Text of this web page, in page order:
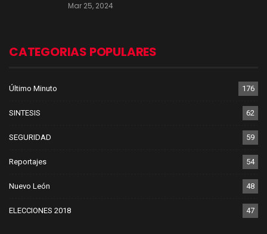
Mar 25, 2024
CATEGORIAS POPULARES
Último Minuto 176
SINTESIS 62
SEGURIDAD 59
Reportajes 54
Nuevo León 48
ELECCIONES 2018 47